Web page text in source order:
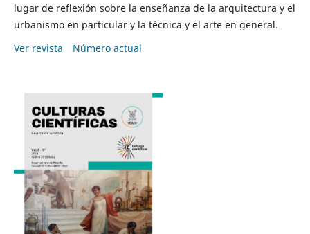
lugar de reflexión sobre la enseñanza de la arquitectura y el
urbanismo en particular y la técnica y el arte en general.
Ver revista
Número actual